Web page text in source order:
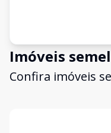
Imóveis
Confira imóveis